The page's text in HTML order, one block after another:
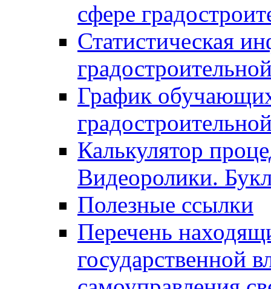
сфере
Статистическая
График
Калькулятор
Видеоролики.
Полезные ссылки
Перечень
государственной